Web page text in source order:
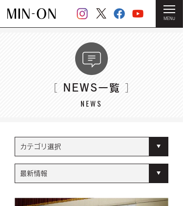
MENU
［ NEWS一覧 ］
NEWS